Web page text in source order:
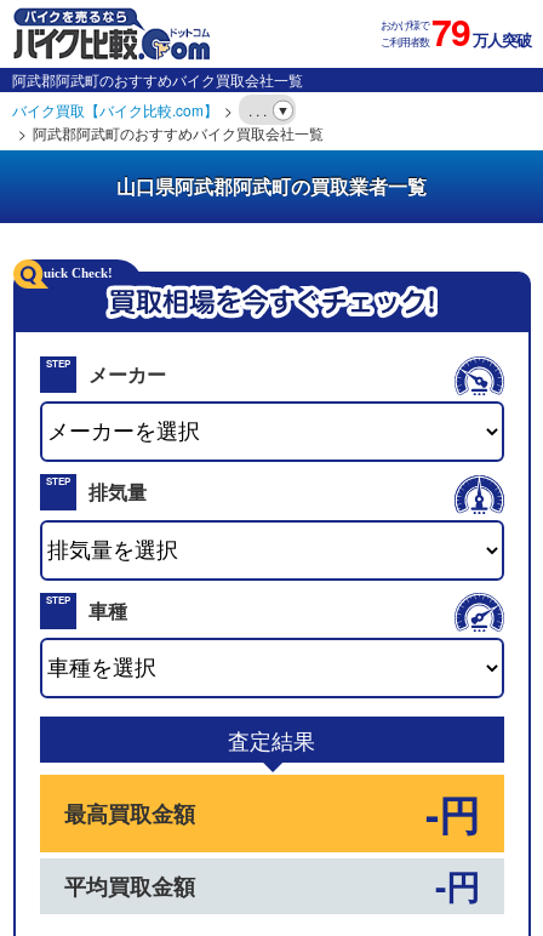
おかげ様で
ご利用者数79万人突破
阿武郡阿武町のおすすめバイク買取会社一覧
バイク買取【バイク比較.com】
. . .
阿武郡阿武町のおすすめバイク買取会社一覧
山口県阿武郡阿武町の買取業者一覧
STEP
01
メーカー
STEP
02
排気量
STEP
03
車種
査定結果
最高買取金額 -円
平均買取金額 -円